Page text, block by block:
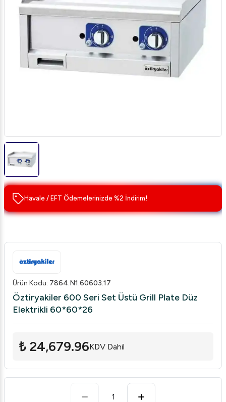
Havale / EFT Ödemelerinizde %2 İndirim!
Ürün Kodu: 7864.N1.60603.17
Öztiryakiler 600 Seri Set Üstü Grill Plate Düz
Elektrikli 60*60*26
₺ 24,679.96KDV Dahil
1